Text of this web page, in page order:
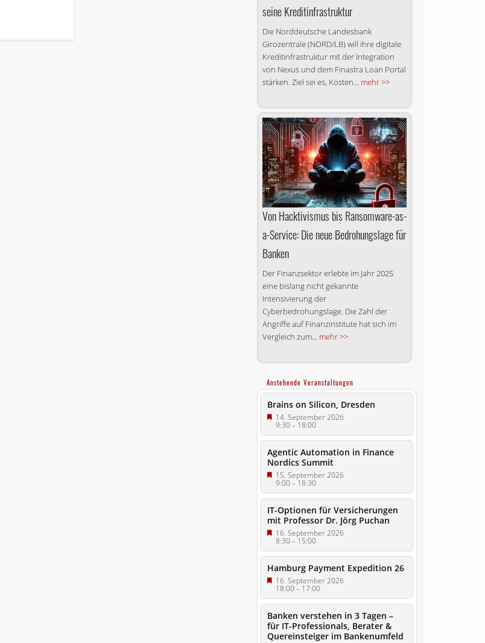
seine Kreditinfrastruktur
Die Norddeutsche Landesbank
Girozentrale (NORD/LB) will ihre digitale
Kreditinfrastruktur mit der Integration
von Nexus und dem Finastra Loan Portal
stärken. Ziel sei es, Kosten... mehr >>
Von Hacktivismus bis Ransomware-as-
a-Service: Die neue Bedrohungslage für
Banken
Der Finanzsektor erlebte im Jahr 2025
eine bislang nicht gekannte
Intensivierung der
Cyberbedrohungslage. Die Zahl der
Angriffe auf Finanzinstitute hat sich im
Vergleich zum... mehr >>
Anstehende Veranstaltungen
Brains on Silicon, Dresden
14. September 2026
9:30–18:00
Agentic Automation in Finance
Nordics Summit
15. September 2026
9:00–18:30
IT-Optionen für Versicherungen
mit Professor Dr. Jörg Puchan
16. September 2026
8:30–15:00
Hamburg Payment Expedition 26
16. September 2026
18:00– 17:00
Banken verstehen in 3 Tagen –
für IT-Professionals, Berater &
Quereinsteiger im Bankenumfeld